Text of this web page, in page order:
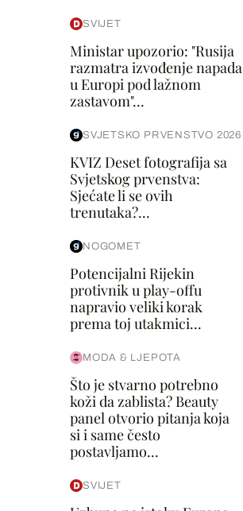
SVIJET
Ministar upozorio: "Rusija
razmatra izvođenje napada
u Europi pod lažnom
zastavom"...
SVJETSKO PRVENSTVO 2026
KVIZ Deset fotografija sa
Svjetskog prvenstva:
Sjećate li se ovih
trenutaka?...
NOGOMET
Potencijalni Rijekin
protivnik u play-offu
napravio veliki korak
prema toj utakmici...
MODA & LJEPOTA
Što je stvarno potrebno
koži da zablista? Beauty
panel otvorio pitanja koja
si i same često
postavljamo...
SVIJET